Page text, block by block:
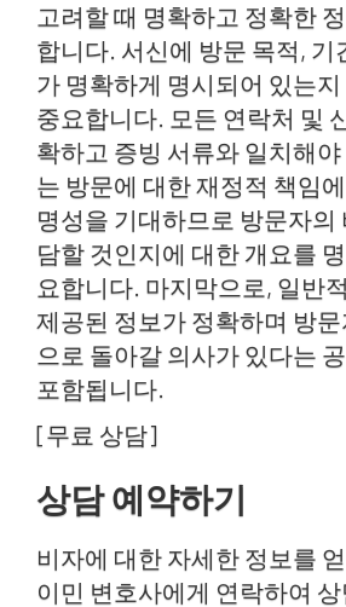
고려할 때 명확하고 정확한
합니다. 서신에 방문 목적, 기
가 명확하게 명시되어 있는
중요합니다. 모든 연락처 및
확하고 증빙 서류와 일치해
는 방문에 대한 재정적 책임
명성을 기대하므로 방문자의
담할 것인지에 대한 개요를
요합니다. 마지막으로, 일반
제공된 정보가 정확하며 방문
으로 돌아갈 의사가 있다는
포함됩니다.
[무료 상담]
상담 예약하기
비자에 대한 자세한 정보를
이민 변호사에게 연락하여